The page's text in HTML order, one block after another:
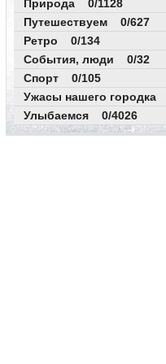
Природа 0/1128
Путешествуем 0/627
Ретро 0/134
События, люди 0/32
Спорт 0/105
Ужасы нашего городка
Улыбаемся 0/4026